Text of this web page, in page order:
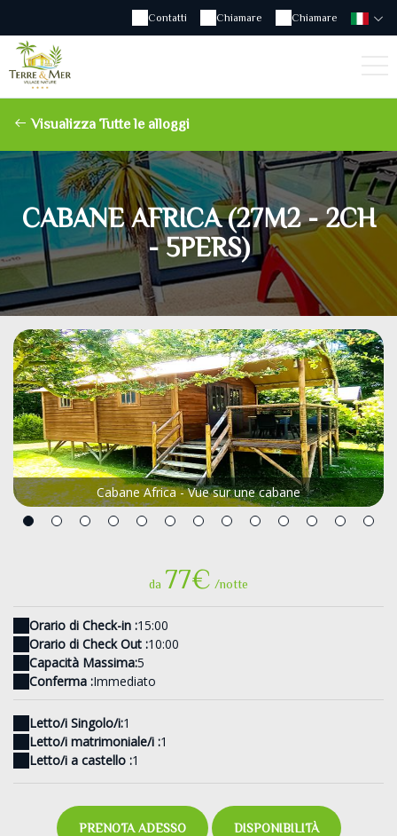
Chiamare
Chiamare
Contatti
Visualizza Tutte le alloggi
CABANE AFRICA (27M2 - 2CH
- 5PERS)
Cabane Africa - Vue sur une cabane
da 77€ /notte
Orario di Check-in :15:00
Orario di Check Out :10:00
Capacità Massima:5
Conferma :Immediato
Letto/i Singolo/i:1
Letto/i matrimoniale/i :1
Letto/i a castello :1
PRENOTA ADESSO DISPONIBILITÀ